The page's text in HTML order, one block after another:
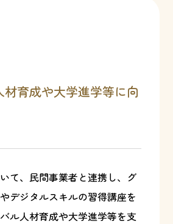
材育成や大学進学等に向
て、民間事業者と連携し、グ
デジタルスキルの習得講座を
ル人材育成や大学進学等を支